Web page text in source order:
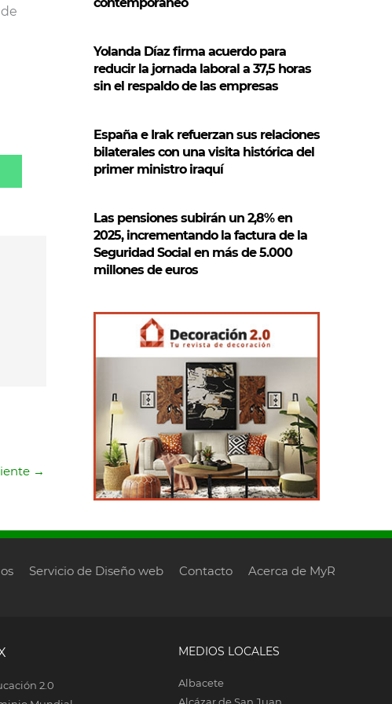
→
Yolanda Díaz firma acuerdo para
reducir la jornada laboral a 37,5 horas
sin el respaldo de las empresas
España e Irak refuerzan sus relaciones
bilaterales con una visita histórica del
primer ministro iraquí
Las pensiones subirán un 2,8% en
2025, incrementando la factura de la
Seguridad Social en más de 5.000
millones de euros
Servicio de Diseño web Contacto Acerca de MyR
2.0
MEDIOS LOCALES
Albacete
Alcázar de San Juan